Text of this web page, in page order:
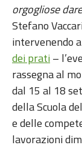
orgogliose
Stefano
intervenendo
dei prati–
rassegna al
dal 15 al 18
della Scuola
e delle
lavorazioni